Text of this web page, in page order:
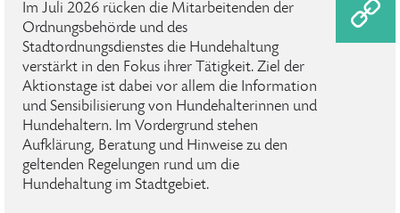
Im Juli 2026 rücken die Mitarbeitenden der
Ordnungsbehörde und des
Stadtordnungsdienstes die Hundehaltung
verstärkt in den Fokus ihrer Tätigkeit. Ziel der
Aktionstage ist dabei vor allem die Information
und Sensibilisierung von Hundehalterinnen und
Hundehaltern. Im Vordergrund stehen
Aufklärung, Beratung und Hinweise zu den
geltenden Regelungen rund um die
Hundehaltung im Stadtgebiet.